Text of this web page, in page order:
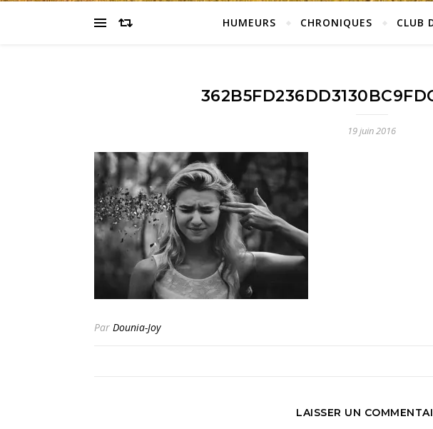
HUMEURS CHRONIQUES CLUB
19 juin 2016
Par Dounia-Joy
LAISSER UN